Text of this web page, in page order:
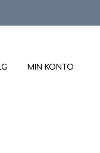
MIN KONTO